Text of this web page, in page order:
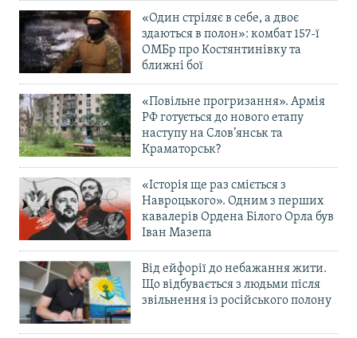
«Один стріляє в себе, а двоє
здаються в полон»: комбат 157-ї
ОМБр про Костянтинівку та
ближні бої
«Повільне прогризання». Армія
РФ готується до нового етапу
наступу на Слов’янськ та
Краматорськ?
«Історія ще раз сміється з
Навроцького». Одним з перших
кавалерів Ордена Білого Орла був
Іван Мазепа
Від ейфорії до небажання жити.
Що відбувається з людьми після
звільнення із російського полону